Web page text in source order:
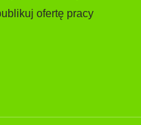
ofertę pracy